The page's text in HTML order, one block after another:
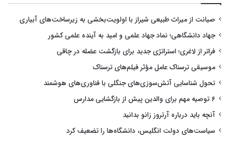
صیانت از میراث طبیعی شیراز با اولویت‌بخشی به زیرساخت‌های آبیاری
جهاد دانشگاهی؛ نماد جهاد علمی و امید به آینده علمی کشور
فراتر از لاغری؛ استراتژی جدید برای بازگشت عضله در چاقی
موسیقی ترسناک عامل مؤثر فیلم‌های ترسناک
تحول شناسایی آتش‌سوزی‌های جنگلی با فناوری‌های هوشمند
۶ توصیه مهم برای والدین پیش از بازگشایی مدارس
آنچه باید درباره آرتروز زانو بدانید
سیاست‌های دولت انگلیس، دانشگاه‌ها را تضعیف کرد